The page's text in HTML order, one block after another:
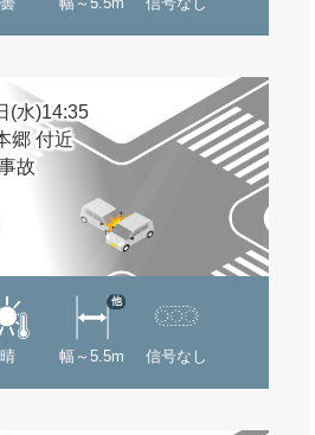
(水)14:35
郷 付近
故
晴 幅～5.5m
他
信号なし